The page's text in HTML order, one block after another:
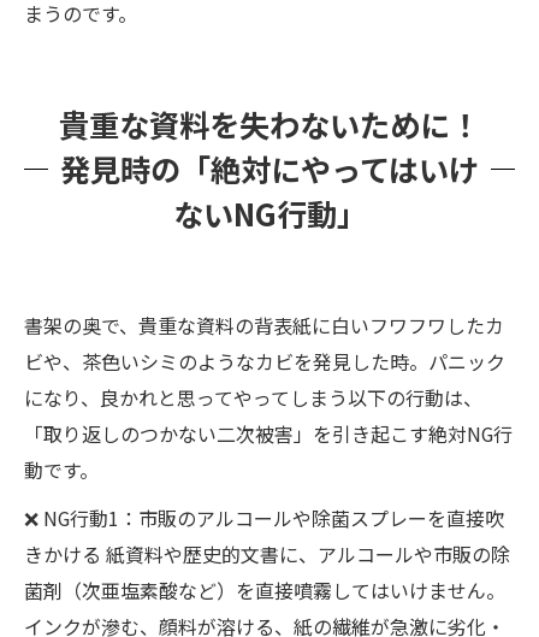
まうのです。
貴重な資料を失わないために！
発見時の「絶対にやってはいけ
ないNG行動」
書架の奥で、貴重な資料の背表紙に白いフワフワしたカ
ビや、茶色いシミのようなカビを発見した時。パニック
になり、良かれと思ってやってしまう以下の行動は、
「取り返しのつかない二次被害」を引き起こす絶対NG行
動です。
❌ NG行動1：市販のアルコールや除菌スプレーを直接吹
きかける 紙資料や歴史的文書に、アルコールや市販の除
菌剤（次亜塩素酸など）を直接噴霧してはいけません。
インクが滲む、顔料が溶ける、紙の繊維が急激に劣化・